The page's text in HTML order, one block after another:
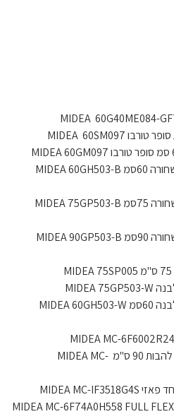
6737 כיריים גז 4 להבות זכוכית שחורה 60סמ MIDEA 60GH503-B
6738 כיריים גז 5 להבות זכוכית שחורה 75סמ MIDEA 75GP503-B
6739 כיריים גז 5 להבות זכוכית שחורה 90סמ MIDEA 90GP503-B
6754 כיריים גז 4 להבות זכוכית לבנה 60סמ MIDEA 60GH503-W
6543 אינדוקציה משטח חופשי 5 להבות 90 ס"מ MIDEA MC-